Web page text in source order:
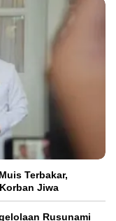
Terbakar,
Jiwa
Rusunami